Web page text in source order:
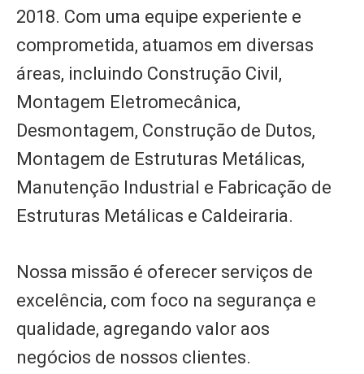
2018. Com uma equipe experiente e
comprometida, atuamos em diversas
áreas, incluindo Construção Civil,
Montagem Eletromecânica,
Desmontagem, Construção de Dutos,
Montagem de Estruturas Metálicas,
Manutenção Industrial e Fabricação de
Estruturas Metálicas e Caldeiraria.
Nossa missão é oferecer serviços de
excelência, com foco na segurança e
qualidade, agregando valor aos
negócios de nossos clientes.